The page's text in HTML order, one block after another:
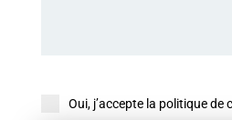
Oui, j’accepte la politique de